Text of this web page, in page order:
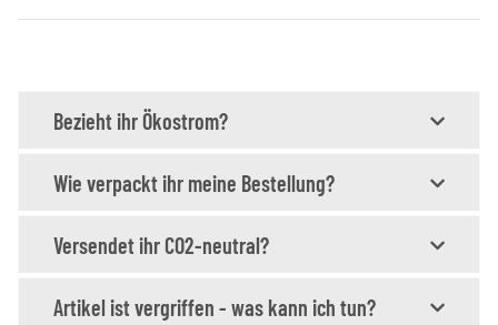
Bezieht ihr Ökostrom?
Wie verpackt ihr meine Bestellung?
Versendet ihr CO2-neutral?
Artikel ist vergriffen - was kann ich tun?